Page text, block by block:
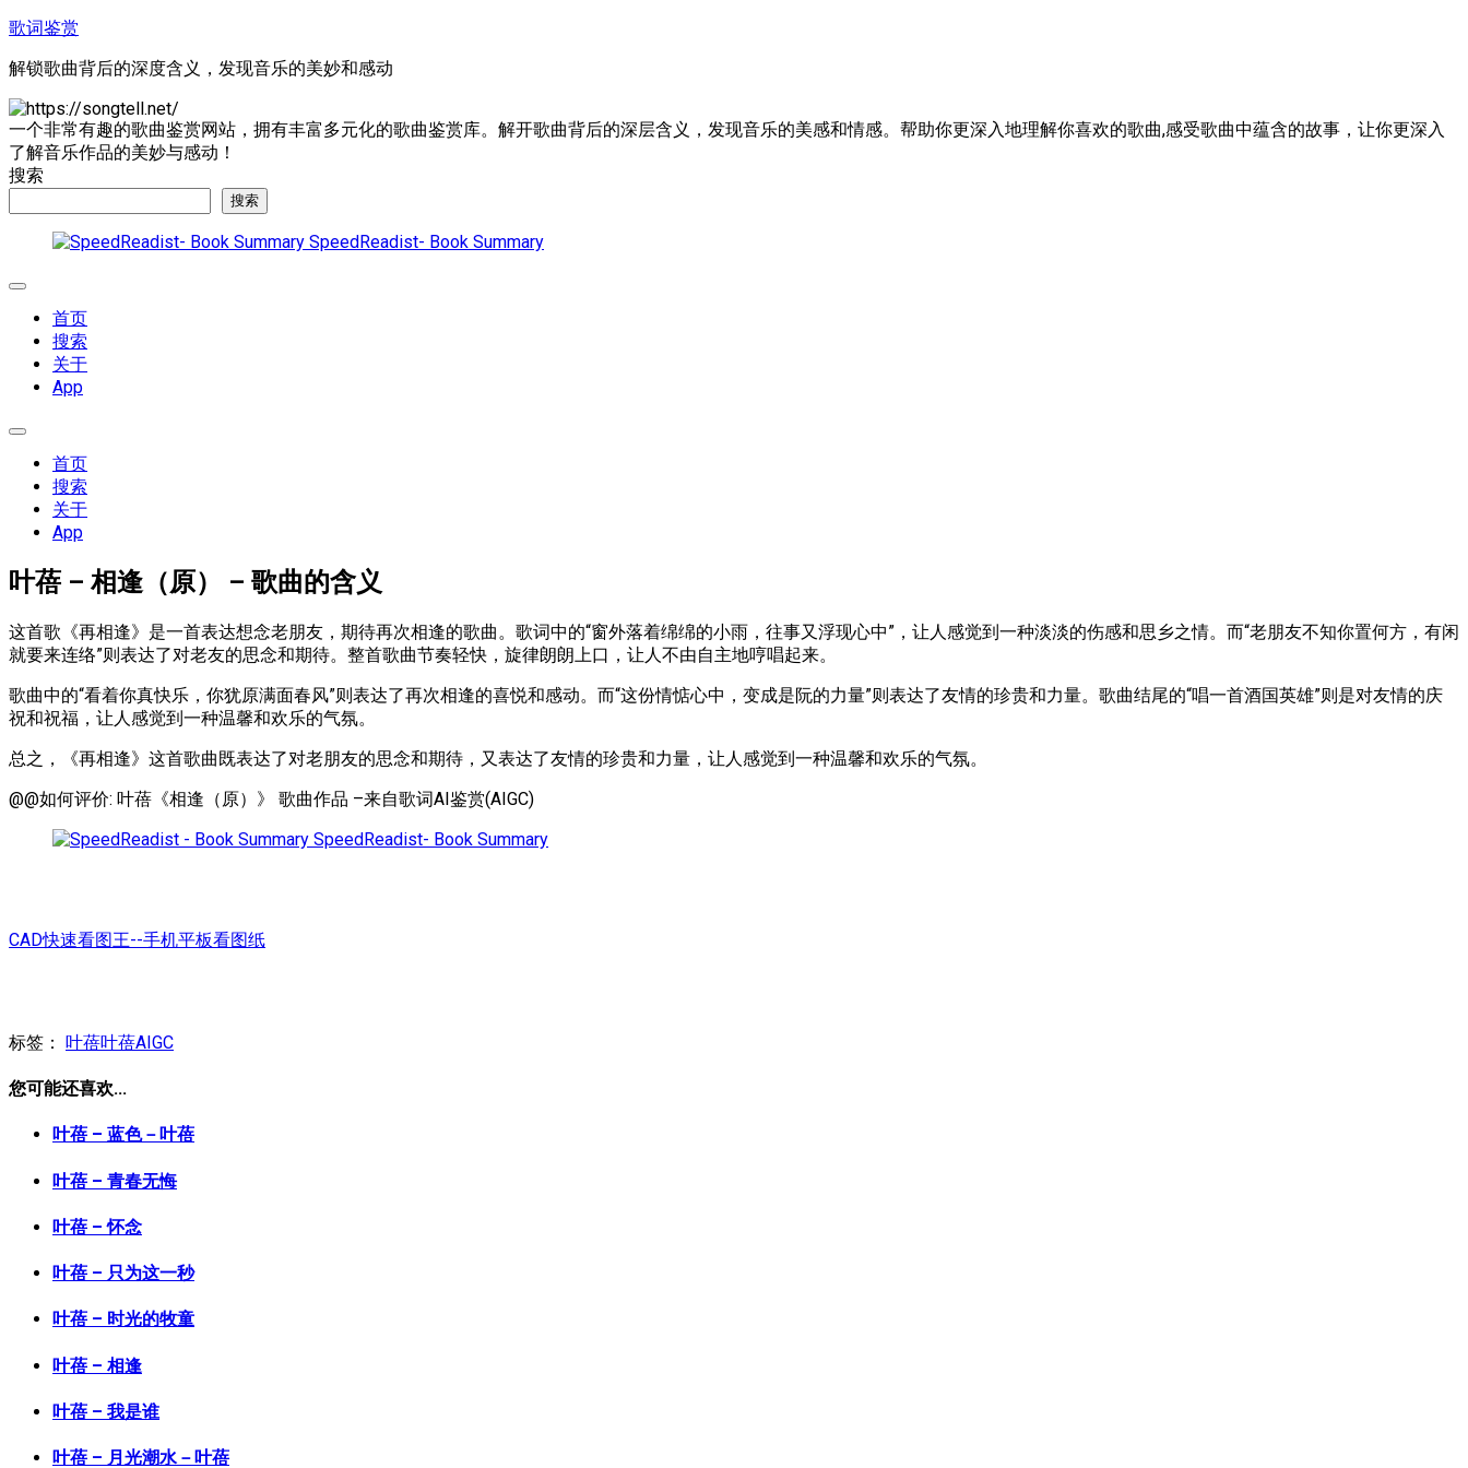
跳
内
容
歌词鉴赏
解锁歌曲背后的深度含义，发现音乐的美妙和感动
一个非常有趣的歌曲鉴赏网站，拥有丰富多元化的歌曲鉴赏库。解开歌曲背后的深层含义，发现音乐的美感和情感。帮助你更深入地理解你喜欢的歌曲,感受歌曲中蕴含的故事，让你更深入
了解音乐作品的美妙与感动！
搜索
搜索
SpeedReadist- Book Summary
展
首页
搜索
关于
App
展
首页
搜索
关于
App
叶蓓 – 相逢（原） – 歌曲的含义
这首歌《再相逢》是一首表达想念老朋友，期待再次相逢的歌曲。歌词中的“窗外落着绵绵的小雨，往事又浮现心中”，让人感觉到一种淡淡的伤感和思乡之情。而“老朋友不知你置何方，有闲
就要来连络”则表达了对老友的思念和期待。整首歌曲节奏轻快，旋律朗朗上口，让人不由自主地哼唱起来。
歌曲中的“看着你真快乐，你犹原满面春风”则表达了再次相逢的喜悦和感动。而“这份情惦心中，变成是阮的力量”则表达了友情的珍贵和力量。歌曲结尾的“唱一首酒国英雄”则是对友情的庆
祝和祝福，让人感觉到一种温馨和欢乐的气氛。
总之，《再相逢》这首歌曲既表达了对老朋友的思念和期待，又表达了友情的珍贵和力量，让人感觉到一种温馨和欢乐的气氛。
@@如何评价: 叶蓓《相逢（原）》 歌曲作品 –来自歌词AI鉴赏(AIGC)
SpeedReadist- Book Summary
CAD快速看图王--手机平板看图纸
标签： 叶蓓叶蓓AIGC
您可能还喜欢...
叶蓓 – 蓝色－叶蓓
叶蓓 – 青春无悔
叶蓓 – 怀念
叶蓓 – 只为这一秒
叶蓓 – 时光的牧童
叶蓓 – 相逢
叶蓓 – 我是谁
叶蓓 – 月光潮水－叶蓓